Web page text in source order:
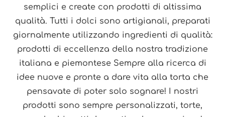
semplici e create con prodotti di altissima
qualità. Tutti i dolci sono artigianali, preparati
giornalmente utilizzando ingredienti di qualità:
prodotti di eccellenza della nostra tradizione
italiana e piemontese Sempre alla ricerca di
idee nuove e pronte a dare vita alla torta che
pensavate di poter solo sognare! I nostri
prodotti sono sempre personalizzati, torte,